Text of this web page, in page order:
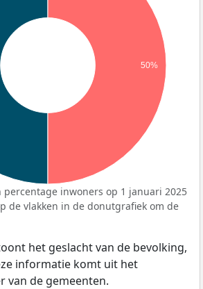
50%
percentage inwoners op 1 januari 2025
de vlakken in de donutgrafiek om de
het geslacht van de bevolking,
informatie komt uit het
van de gemeenten.